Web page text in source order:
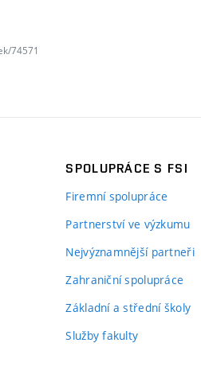
74571
SPOLUPRÁCE S FSI
Firemní spolupráce
Partnerství ve výzkumu
Nejvýznamnější partneři
Zahraniční spolupráce
Základní a střední školy
Služby fakulty